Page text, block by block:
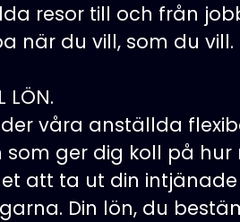
resor till och från
när du vill, som du vill.
LÖN.
våra anställda
som ger dig koll på
att ta ut din
Din lön, du